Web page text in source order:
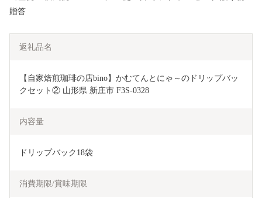
贈答
返礼品名
【自家焙煎珈琲の店bino】かむてんとにゃ～のドリップバッ
クセット② 山形県 新庄市 F3S-0328
内容量
ドリップバック18袋
消費期限/賞味期限